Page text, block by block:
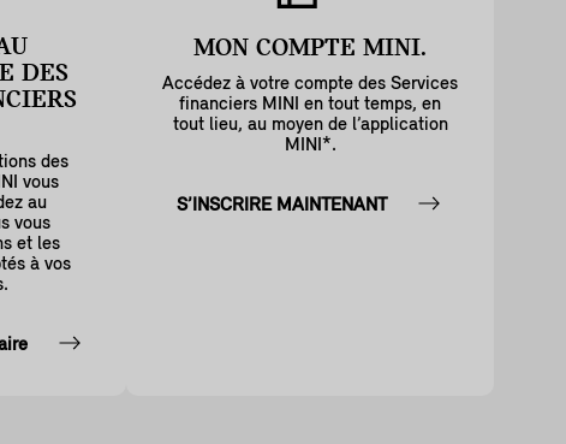
DES
des
vous
au
vous
et les
à vos
MON COMPTE MINI.
Accédez à votre compte des Services
financiers MINI en tout temps, en
tout lieu, au moyen de l’application
MINI*.
S’INSCRIRE MAINTENANT